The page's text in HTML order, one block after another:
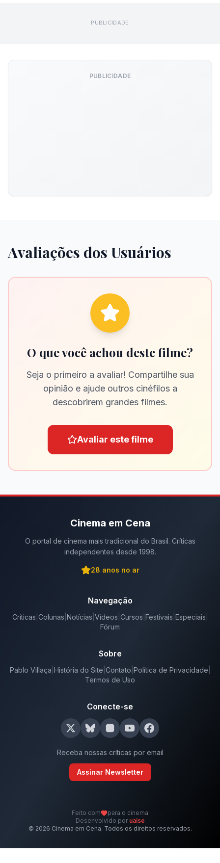
PUBLICIDADE
PUBLICIDADE
Avaliações dos Usuários
O que você achou deste filme?
Seja o primeiro a avaliar! Compartilhe sua
opinião e ajude outros cinéfilos a
descobrirem grandes filmes.
Avaliar este filme
Cinema em Cena
O portal de cinema mais tradicional do Brasil. Críticas
independentes desde 1998.
28 anos no ar
Navegação
Críticas Colunas Notícias Vídeos Cursos Festivais Especiais
Fórum
Sobre
Pablo Villaça História do Site Contato Política de Privacidade
Termos de Uso
Conecte-se
Receba nossas críticas por email
Assinar Newsletter
© 2026 Cinema em Cena. Todos os direitos reservados.
Feito com
para o cinema
Desenvolvido por uaise